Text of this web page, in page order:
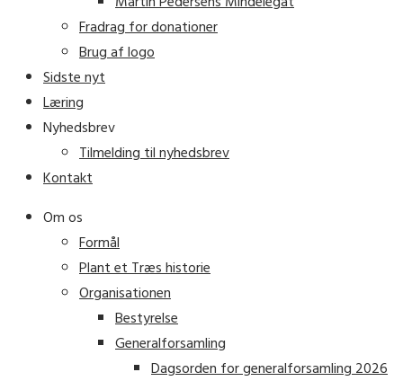
Fradrag for donationer
Brug af logo
Sidste nyt
Læring
Nyhedsbrev
Tilmelding til nyhedsbrev
Kontakt
Om os
Formål
Plant et Træs historie
Organisationen
Bestyrelse
Generalforsamling
Dagsorden for generalforsamling 2026